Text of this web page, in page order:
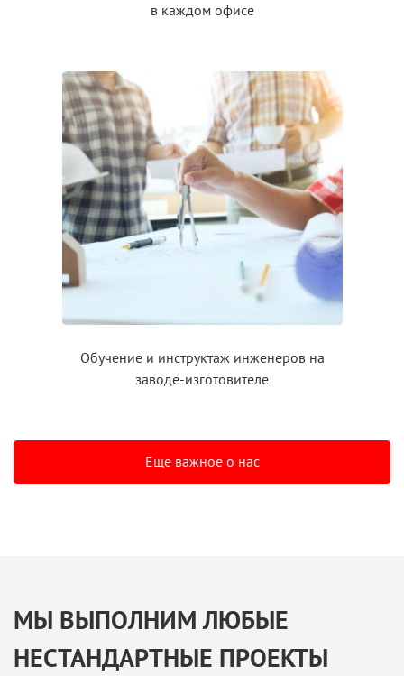
в каждом офисе
Обучение и инструктажинженеров на
заводе-изготовителе
Еще важное о нас
МЫ ВЫПОЛНИМ ЛЮБЫЕ
НЕСТАНДАРТНЫЕ ПРОЕКТЫ